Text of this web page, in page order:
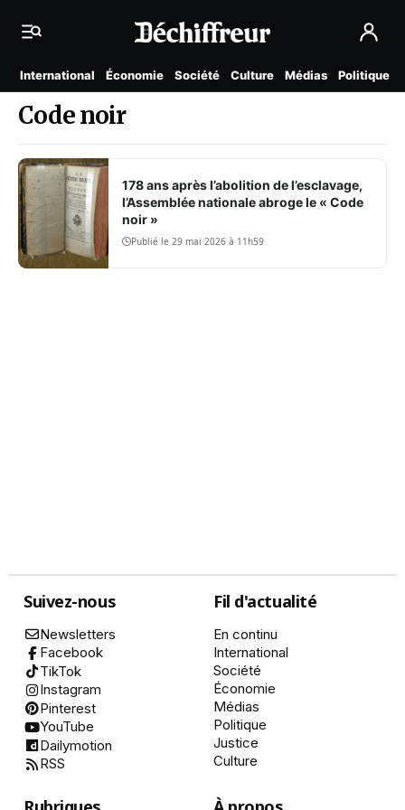
International Économie Société Culture Médias Politique
Code noir
178 ans après l’abolition de l’esclavage,
l’Assemblée nationale abroge le « Code
noir »
Publié le 29 mai 2026 à 11h59
Suivez-nous
Newsletters
Facebook
TikTok
Instagram
Pinterest
YouTube
Dailymotion
RSS
Fil d'actualité
En continu
International
Société
Économie
Médias
Politique
Justice
Culture